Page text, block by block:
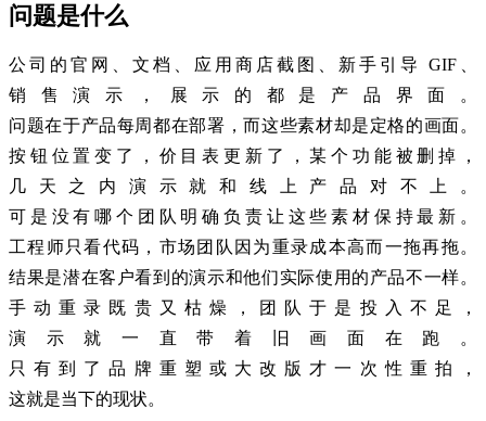
问题是什么
公司的官网、文档、应用商店截图、新手引导 GIF、
销售演示，展示的都是产品界面。
问题在于产品每周都在部署，而这些素材却是定格的画面。
按钮位置变了，价目表更新了，某个功能被删掉，
几天之内演示就和线上产品对不上。
可是没有哪个团队明确负责让这些素材保持最新。
工程师只看代码，市场团队因为重录成本高而一拖再拖。
结果是潜在客户看到的演示和他们实际使用的产品不一样。
手动重录既贵又枯燥，团队于是投入不足，
演示就一直带着旧画面在跑。
只有到了品牌重塑或大改版才一次性重拍，
这就是当下的现状。